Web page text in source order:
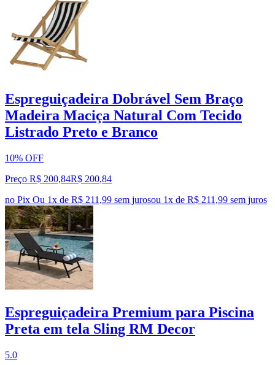
Espreguiçadeira Dobrável Sem Braço
Madeira Maciça Natural Com Tecido
Listrado Preto e Branco
10% OFF
Preço R$ 200,84R$ 200,84
no Pix Ou 1x de R$ 211,99 sem jurosou 1x de R$ 211,99 sem juros
Espreguiçadeira Premium para Piscina
Preta em tela Sling RM Decor
5.0